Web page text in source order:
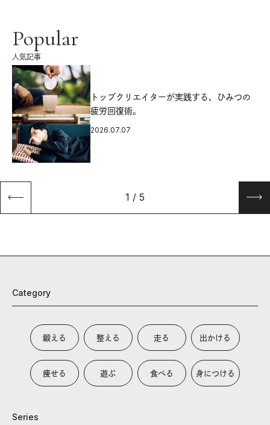
Popular
人気記事
トップクリエイターが実践する、ひみつの
疲労回復術。
2026.07.07
1 / 5
Category
鍛える 整える 走る 出かける
痩せる 遊ぶ 食べる 身につける
Series